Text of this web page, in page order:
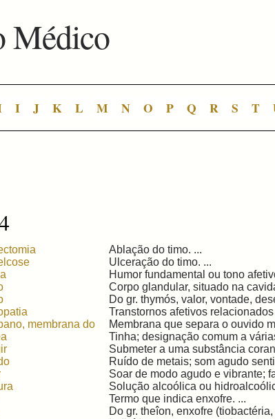
Médico
I J K L M N O P Q R S T
Ablação do timo. ...
Ulceração do timo. ...
Humor fundamental ou tono
Corpo glandular, situado na
Do gr. thymós, valor, vontade,
Transtornos afetivos
membrana do
Membrana que separa o ouvido
Tinha; designação comum a
Submeter a uma substância
Ruído de metais; som agudo
Soar de modo agudo e vibrante;
Solução alcoólica ou
Termo que indica enxofre. ...
Do gr. theîon, enxofre